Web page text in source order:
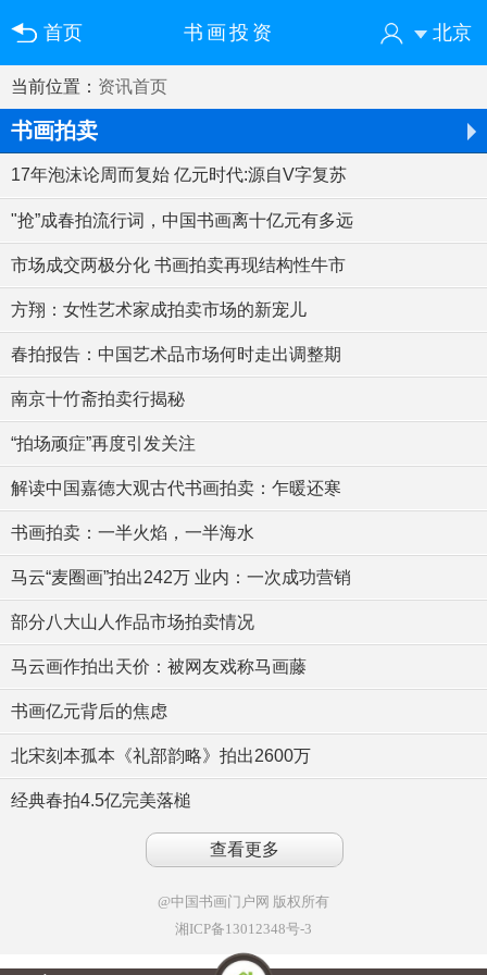
首页 北京
书画投资
您好！欢迎来到中国书画门户网
登录
注册 微信快速登录
当前位置： 资讯首页
书画拍卖
17年泡沫论周而复始 亿元时代:源自V字复苏
"抢”成春拍流行词，中国书画离十亿元有多远
市场成交两极分化 书画拍卖再现结构性牛市
方翔：女性艺术家成拍卖市场的新宠儿
春拍报告：中国艺术品市场何时走出调整期
南京十竹斋拍卖行揭秘
“拍场顽症”再度引发关注
解读中国嘉德大观古代书画拍卖：乍暖还寒
书画拍卖：一半火焰，一半海水
马云“麦圈画”拍出242万 业内：一次成功营销
部分八大山人作品市场拍卖情况
马云画作拍出天价：被网友戏称马画藤
书画亿元背后的焦虑
北宋刻本孤本《礼部韵略》拍出2600万
经典春拍4.5亿完美落槌
查看更多
@中国书画门户网 版权所有
湘ICP备13012348号-3